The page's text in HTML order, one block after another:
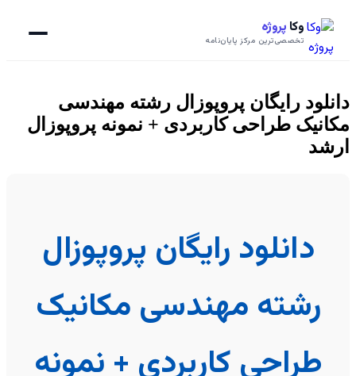
وکا پروژه
تخصصی‌ترین مرکز پایان‌نامه
دانلود رایگان پروپوزال رشته مهندسی
مکانیک طراحی کاربردی + نمونه پروپوزال
ارشد
دانلود رایگان پروپوزال
رشته مهندسی مکانیک
طراحی کاربردی + نمونه